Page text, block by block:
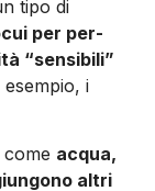
tipo di
per per­
“sensibili”
i
acqua,
altri